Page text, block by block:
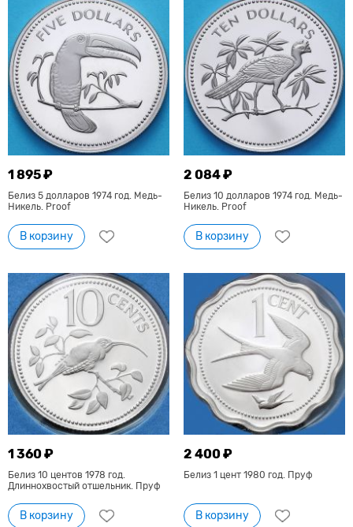
1 895 ₽
Белиз 5 долларов 1974 год. Медь-
Никель. Proof
В корзину
2 084 ₽
Белиз 10 долларов 1974 год. Медь-
Никель. Proof
В корзину
1 360 ₽
Белиз 10 центов 1978 год.
Длиннохвостый отшельник. Пруф
В корзину
2 400 ₽
Белиз 1 цент 1980 год. Пруф
В корзину